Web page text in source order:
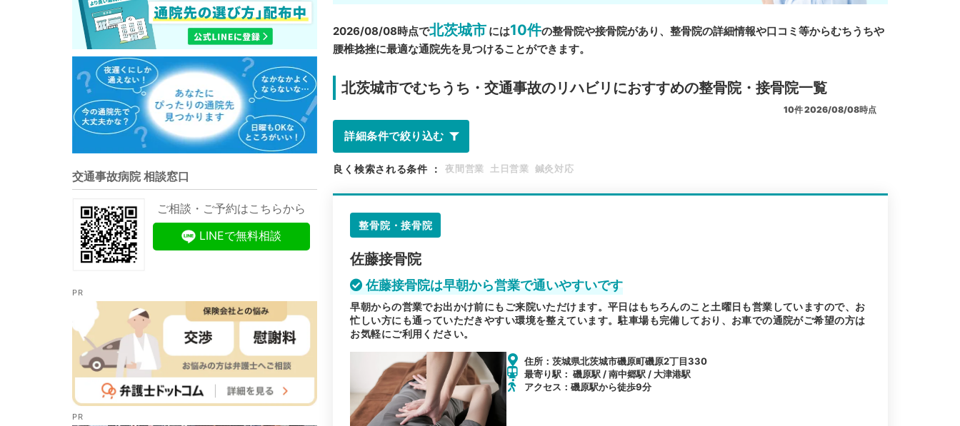
交通事故病院 相談窓口
ご相談・ご予約はこちらから
LINEで無料相談
2026/08/08時点で北茨城市 には10件の整骨院や接骨院があり、整骨院の詳細情報や口コミ等からむちうちや
腰椎捻挫に最適な通院先を見つけることができます。
北茨城市でむちうち・交通事故のリハビリにおすすめの整骨院・接骨院一覧
10件2026/08/08時点
詳細条件で絞り込む
良く検索される条件 ： 夜間営業 土日営業 鍼灸対応
整骨院・接骨院
佐藤接骨院
佐藤接骨院は早朝から営業で通いやすいです
早朝からの営業でお出かけ前にもご来院いただけます。平日はもちろんのこと土曜日も営業していますので、お
忙しい方にも通っていただきやすい環境を整えています。駐車場も完備しており、お車での通院がご希望の方は
お気軽にご利用ください。
住所：茨城県北茨城市磯原町磯原2丁目330
最寄り駅： 磯原駅 / 南中郷駅 / 大津港駅
アクセス：磯原駅から徒歩9分